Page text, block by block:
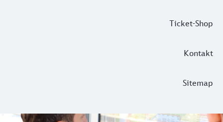
Ticket-Shop
Kontakt
Sitemap